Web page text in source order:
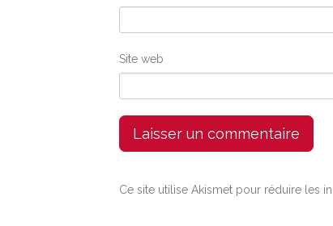
Site web
Ce site utilise Akismet pour réduire les